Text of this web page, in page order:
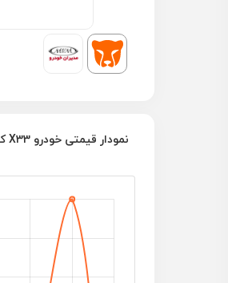
نمودار قیمتی خودرو X33 کراس (دستی)